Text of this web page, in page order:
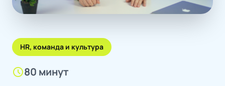
HR, команда и культура
schedule80 минут